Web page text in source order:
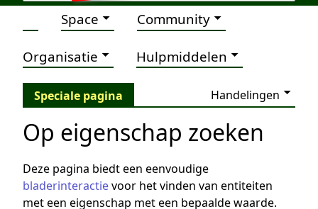
Space Community
Organisatie Hulpmiddelen
Speciale pagina Handelingen
Op eigenschap zoeken
Deze pagina biedt een eenvoudige
bladerinteractievoor het vinden van entiteiten
met een eigenschap met een bepaalde waarde.